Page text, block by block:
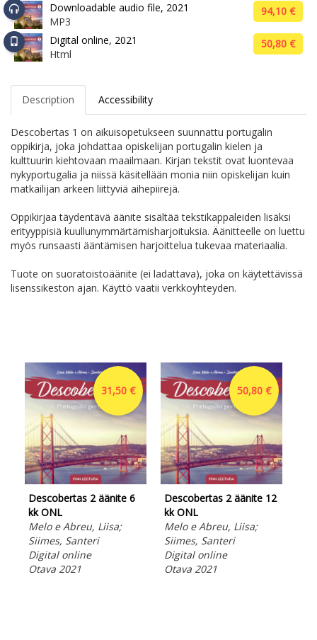
Downloadable audio file, 2021
MP3
94,10 €
Digital online, 2021
Html
50,80 €
Description Accessibility
Descobertas 1 on aikuisopetukseen suunnattu portugalin
oppikirja, joka johdattaa opiskelijan portugalin kielen ja
kulttuurin kiehtovaan maailmaan. Kirjan tekstit ovat luontevaa
nykyportugalia ja niissä käsitellään monia niin opiskelijan kuin
matkailijan arkeen liittyviä aihepiirejä.
Oppikirjaa täydentävä äänite sisältää tekstikappaleiden lisäksi
erityyppisiä kuullunymmärtämisharjoituksia. Äänitteelle on luettu
myös runsaasti ääntämisen harjoittelua tukevaa materiaalia.
Tuote on suoratoistoäänite (ei ladattava), joka on käytettävissä
lisenssikeston ajan. Käyttö vaatii verkkoyhteyden.
31,50 €
Descobertas 2 äänite 6
kk ONL
Melo e Abreu, Liisa;
Siimes, Santeri
Digital online
Otava 2021
50,80 €
Descobertas 2 äänite 12
kk ONL
Melo e Abreu, Liisa;
Siimes, Santeri
Digital online
Otava 2021